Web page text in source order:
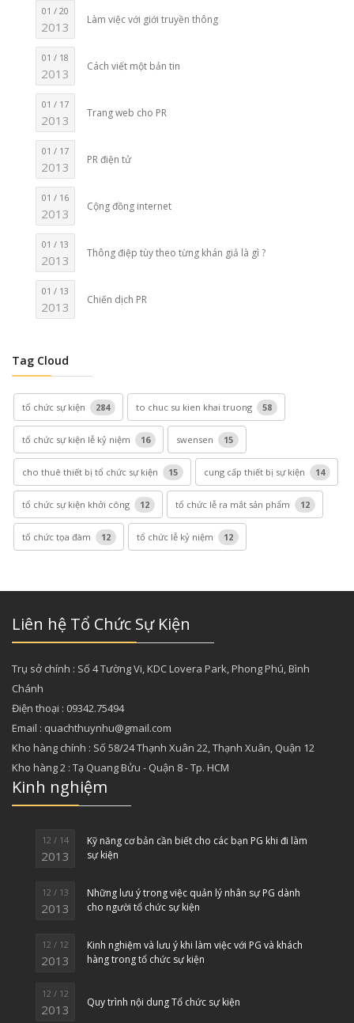
01 / 20
2013 Làm việc với giới truyền thông
01 / 18
2013 Cách viết một bản tin
01 / 17
2013 Trang web cho PR
01 / 17
2013 PR điện tử
01 / 16
2013 Cộng đồng internet
01 / 13
2013 Thông điệp tùy theo từng khán giả là gì ?
01 / 13
2013 Chiến dịch PR
Tag Cloud
tổ chức sự kiện 284 to chuc su kien khai truong 58
tổ chức sự kiện lễ kỷ niệm 16 swensen 15
cho thuê thiết bị tổ chức sự kiện 15 cung cấp thiết bị sự kiện 14
tổ chức sự kiện khởi công 12 tổ chức lễ ra mắt sản phẩm 12
tổ chức tọa đàm 12 tổ chức lễ kỷ niệm 12
Liên hệ Tổ Chức Sự Kiện
Trụ sở chính : Số 4 Tường Vi, KDC Lovera Park, Phong Phú, Bình
Chánh
Điện thoại : 09342.75494
Email : quachthuynhu@gmail.com
Kho hàng chính : Số 58/24 Thạnh Xuân 22, Thạnh Xuân, Quận 12
Kho hàng 2 : Tạ Quang Bửu - Quận 8 - Tp. HCM
Kinh nghiệm
12 / 14
2013
Kỹ năng cơ bản cần biết cho các bạn PG khi đi làm
sự kiện
12 / 13
2013
Những lưu ý trong việc quản lý nhân sự PG dành
cho người tổ chức sự kiện
12 / 12
2013
Kinh nghiệm và lưu ý khi làm việc với PG và khách
hàng trong tổ chức sự kiện
12 / 12
2013 Quy trình nội dung Tổ chức sự kiện